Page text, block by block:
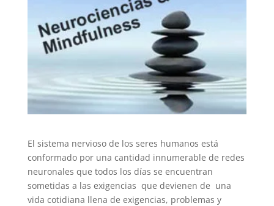
El sistema nervioso de los seres humanos está
conformado por una cantidad innumerable de redes
neuronales que todos los días se encuentran
sometidas a las exigencias que devienen de una
vida cotidiana llena de exigencias, problemas y